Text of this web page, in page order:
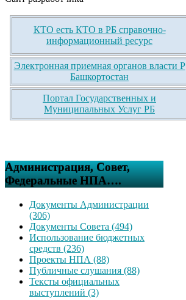
КТО есть КТО в РБ справочно-
информационный ресурс
Электронная приемная органов власти Р
Башкортостан
Портал Государственных и
Муниципальных Услуг РБ
Администрация, Совет,
Федеральные НПА….
Документы Администрации
(306)
Документы Совета (494)
Использование бюджетных
средств (236)
Проекты НПА (88)
Публичные слушания (88)
Тексты официальных
выступлений (3)